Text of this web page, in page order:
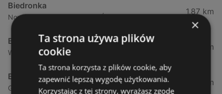
Biedronka
Nowokarsiborska 2, 72-600 Świnoujście
1,87 km
Biedronka
Wojska Polskiego 16a, 72-600 Świnoujście
2,77 km
Biedronka
Gryfa Pomorskiego, 72-500 Międzyzdroje
12,39 km
×
Ta strona używa plików
cookie
Ta strona korzysta z plików cookie, aby
zapewnić lepszą wygodę użytkowania.
Korzystając z tej strony, wyrażasz zgodę